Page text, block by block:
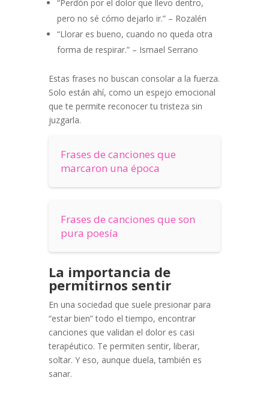
“Perdón por el dolor que llevo dentro,
pero no sé cómo dejarlo ir.” – Rozalén
“Llorar es bueno, cuando no queda otra
forma de respirar.” – Ismael Serrano
Estas frases no buscan consolar a la fuerza.
Solo están ahí, como un espejo emocional
que te permite reconocer tu tristeza sin
juzgarla.
Frases de canciones que
marcaron una época
Frases de canciones que son
pura poesía
La importancia de
permitirnos sentir
En una sociedad que suele presionar para
“estar bien” todo el tiempo, encontrar
canciones que validan el dolor es casi
terapéutico. Te permiten sentir, liberar,
soltar. Y eso, aunque duela, también es
sanar.